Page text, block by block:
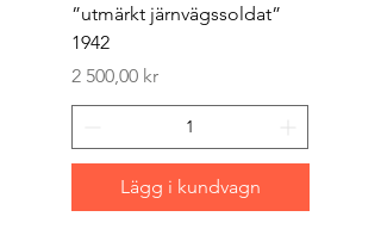
”utmärkt järnvägssoldat”
1942
Pris
2 500,00 kr
Lägg i kundvagn